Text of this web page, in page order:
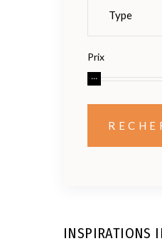
Prix
INSPIRATIONS